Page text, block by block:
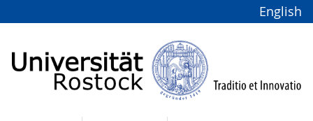
English